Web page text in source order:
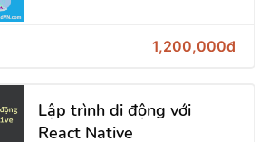
1,200,000đ
Lập trình di động với
React Native